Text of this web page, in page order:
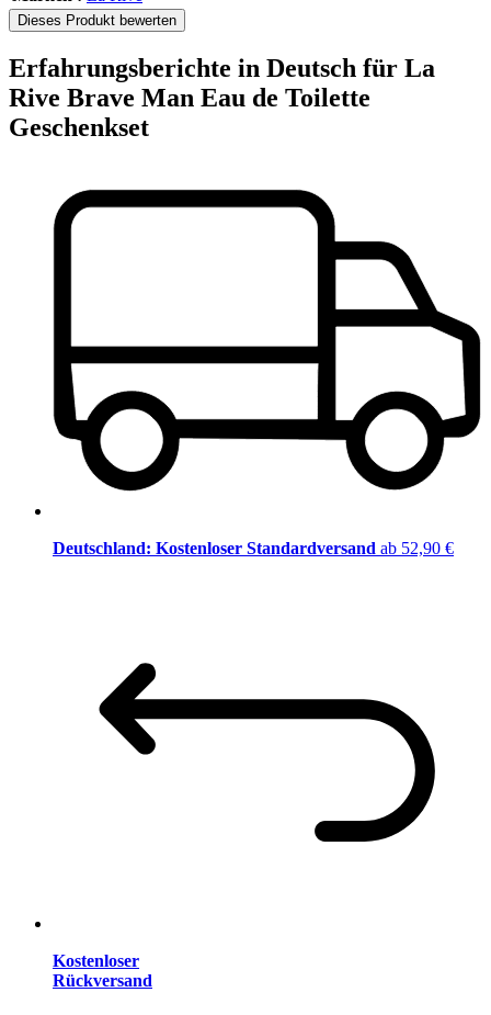
Dieses Produkt bewerten
Erfahrungsberichte in Deutsch für La
Rive Brave Man Eau de Toilette
Geschenkset
Deutschland: Kostenloser Standardversand ab 52,90 €
Kostenloser
Rückversand